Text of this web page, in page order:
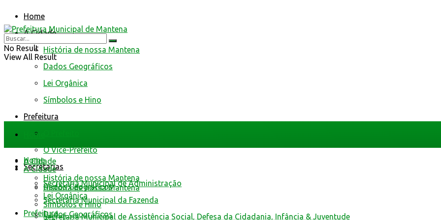
Home
A Cidade
História de nossa Mantena
Dados Geográficos
Lei Orgânica
Símbolos e Hino
Prefeitura
O Vice-Prefeito
Secretarias
Secretaria Municipal de Administração
Secretaria Municipal da Fazenda
Secretaria Municipal de Assistência Social, Defesa da Cidadania, Infância & Juventude
No Result
View All Result
Home
A Cidade
História de nossa Mantena
Dados Geográficos
Home
A Cidade
História de nossa Mantena
Dados Geográficos
Lei Orgânica
Símbolos e Hino
Prefeitura